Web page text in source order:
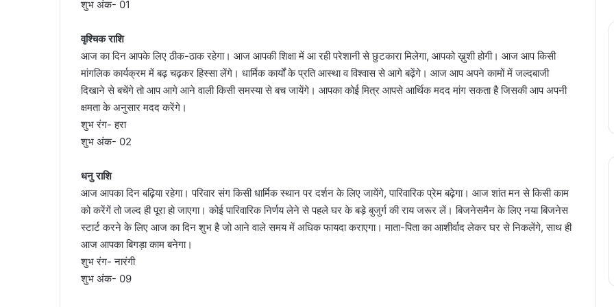
शुभ अंक- 01
वृश्चिक राशि
आज का दिन आपके लिए ठीक-ठाक रहेगा। आज आपकी शिक्षा में आ रही परेशानी से छुटकारा मिलेगा, आपको ख़ुशी होगी। आज आप किसी
मांगलिक कार्यक्रम में बढ़ चढ़कर हिस्सा लेंगे। धार्मिक कार्यों के प्रति आस्था व विश्वास से आगे बढ़ेंगे। आज आप अपने कामों में जल्दबाजी
दिखाने से बचेंगे तो आप आगे आने वाली किसी समस्या से बच जायेंगे। आपका कोई मित्र आपसे आर्थिक मदद मांग सकता है जिसकी आप अपनी
क्षमता के अनुसार मदद करेंगे।
शुभ रंग- हरा
शुभ अंक- 02
धनु राशि
आज आपका दिन बढ़िया रहेगा। परिवार संग किसी धार्मिक स्थान पर दर्शन के लिए जायेंगे, पारिवारिक प्रेम बढ़ेगा। आज शांत मन से किसी काम
को करेंगें तो जल्द ही पूरा हो जाएगा। कोई पारिवारिक निर्णय लेने से पहले घर के बड़े बुजुर्ग की राय जरूर लें। बिजनेसमैन के लिए नया बिजनेस
स्टार्ट करने के लिए आज का दिन शुभ है जो आने वाले समय में अधिक फायदा कराएगा। माता-पिता का आशीर्वाद लेकर घर से निकलेंगे, साथ ही
आज आपका बिगड़ा काम बनेगा।
शुभ रंग- नारंगी
शुभ अंक- 09